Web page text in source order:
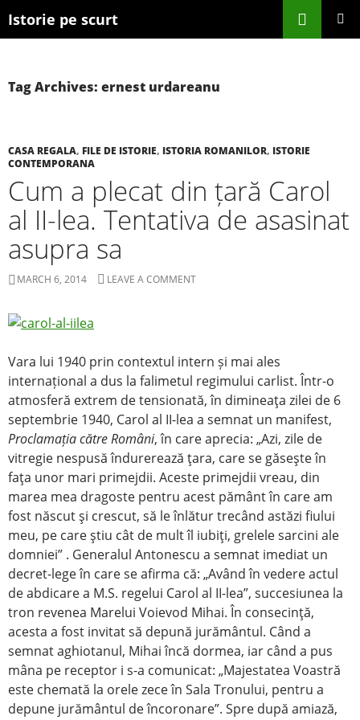
Istorie pe scurt
Search
SKIP TO CONTENT
Tag Archives: ernest urdareanu
CASA REGALA, FILE DE ISTORIE, ISTORIA ROMANILOR, ISTORIE
CONTEMPORANA
Cum a plecat din țară Carol
al II-lea. Tentativa de asasinat
asupra sa
MARCH 6, 2014 LEAVE A COMMENT
Vara lui 1940 prin contextul intern și mai ales
internațional a dus la falimetul regimului carlist. Într-o
atmosferă extrem de tensionată, în dimineaţa zilei de 6
septembrie 1940, Carol al II-lea a semnat un manifest,
Proclamația către Români, în care aprecia: „Azi, zile de
vitregie nespusă îndurerează ţara, care se găseşte în
faţa unor mari primejdii. Aceste primejdii vreau, din
marea mea dragoste pentru acest pământ în care am
fost născut şi crescut, să le înlătur trecând astăzi fiului
meu, pe care ştiu cât de mult îl iubiţi, grelele sarcini ale
domniei” . Generalul Antonescu a semnat imediat un
decret-lege în care se afirma că: „Având în vedere actul
de abdicare a M.S. regelui Carol al II-lea”, succesiunea la
tron revenea Marelui Voievod Mihai. În consecinţă,
acesta a fost invitat să depună jurământul. Când a
semnat aghiotanul, Mihai încă dormea, iar când a pus
mâna pe receptor i s-a comunicat: „Majestatea Voastră
este chemată la orele zece în Sala Tronului, pentru a
depune jurământul de încoronare”. Spre după amiază,